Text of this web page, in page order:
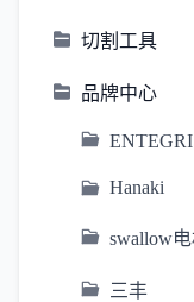
切割工具
品牌中心
Hanaki
swallow
三丰